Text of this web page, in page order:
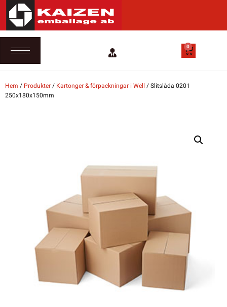
0
Hem / Produkter/ Kartonger & förpackningar i Well / Slitslåda 0201
250x180x150mm